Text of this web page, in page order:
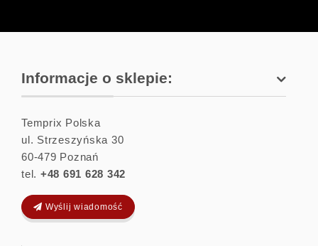
Informacje o sklepie:
Temprix Polska
ul. Strzeszyńska 30
60-479 Poznań
tel. +48 691 628 342
Wyślij wiadomość